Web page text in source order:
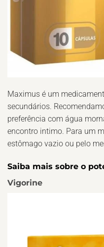
Maximus é um
secundários.
preferência com água
encontro intimo. Para um
estômago vazio ou pelo
Saiba mais sobre o
Vigorine